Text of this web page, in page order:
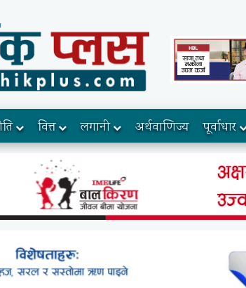
वित्त लगानी अर्थवाणिज्य पूर्वाधार